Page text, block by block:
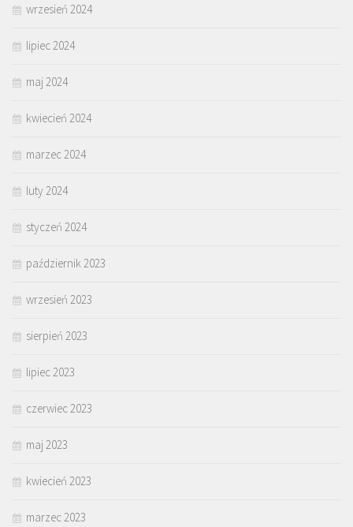
wrzesień 2024
lipiec 2024
maj 2024
kwiecień 2024
marzec 2024
luty 2024
styczeń 2024
październik 2023
wrzesień 2023
sierpień 2023
lipiec 2023
czerwiec 2023
maj 2023
kwiecień 2023
marzec 2023